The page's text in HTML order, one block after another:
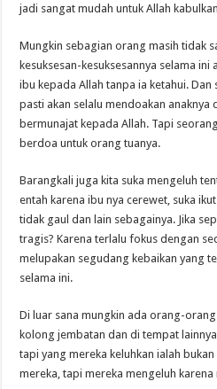
jadi sangat mudah untuk Allah
Mungkin sebagian orang masih tidak
kesuksesan-kesuksesannya selama
ibu kepada Allah tanpa ia ketahui.
pasti akan selalu mendoakan anaknya
bermunajat kepada Allah. Tapi
berdoa untuk orang tuanya.
Barangkali juga kita suka mengeluh
entah karena ibu nya cerewet, suka
tidak gaul dan lain sebagainya. Jika
tragis? Karena terlalu fokus dengan
melupakan segudang kebaikan yang
selama ini.
Di luar sana mungkin ada orang-
kolong jembatan dan di tempat
tapi yang mereka keluhkan ialah
mereka, tapi mereka mengeluh